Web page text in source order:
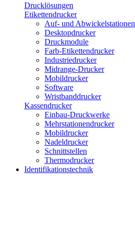
Drucklösungen
Etikettendrucker
Auf- und Abwickelstationen
Desktopdrucker
Druckmodule
Farb-Etikettendrucker
Industriedrucker
Midrange-Drucker
Mobildrucker
Software
Wristbanddrucker
Kassendrucker
Einbau-Druckwerke
Mehrstationendrucker
Mobildrucker
Nadeldrucker
Schnittstellen
Thermodrucker
Identifikationstechnik